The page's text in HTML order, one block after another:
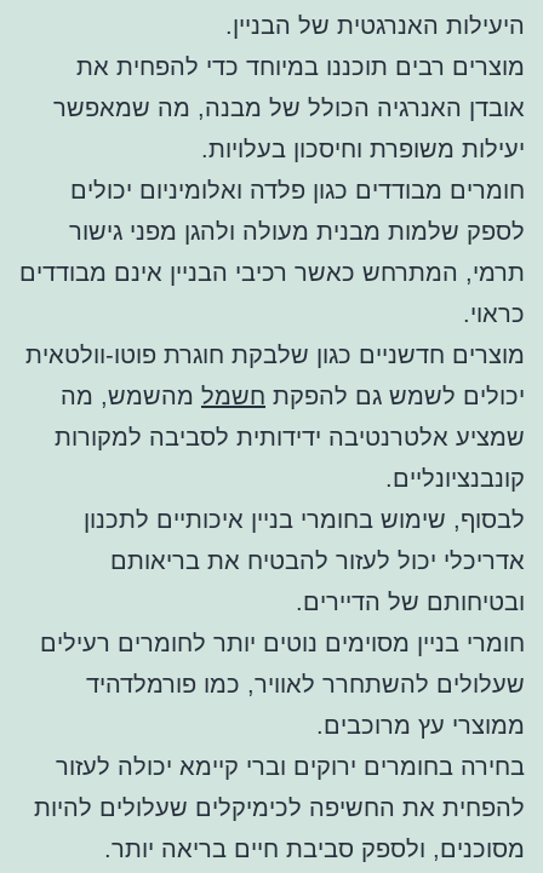
היעילות האנרגטית של הבניין.
מוצרים רבים תוכננו במיוחד כדי להפחית את
אובדן האנרגיה הכולל של מבנה, מה שמאפשר
יעילות משופרת וחיסכון בעלויות.
חומרים מבודדים כגון פלדה ואלומיניום יכולים
לספק שלמות מבנית מעולה ולהגן מפני גישור
תרמי, המתרחש כאשר רכיבי הבניין אינם מבודדים
כראוי.
מוצרים חדשניים כגון שלבקת חוגרת פוטו-וולטאית
יכולים לשמש גם להפקת חשמל מהשמש, מה
שמציע אלטרנטיבה ידידותית לסביבה למקורות
קונבנציונליים.
לבסוף, שימוש בחומרי בניין איכותיים לתכנון
אדריכלי יכול לעזור להבטיח את בריאותם
ובטיחותם של הדיירים.
חומרי בניין מסוימים נוטים יותר לחומרים רעילים
שעלולים להשתחרר לאוויר, כמו פורמלדהיד
ממוצרי עץ מרוכבים.
בחירה בחומרים ירוקים וברי קיימא יכולה לעזור
להפחית את החשיפה לכימיקלים שעלולים להיות
מסוכנים, ולספק סביבת חיים בריאה יותר.